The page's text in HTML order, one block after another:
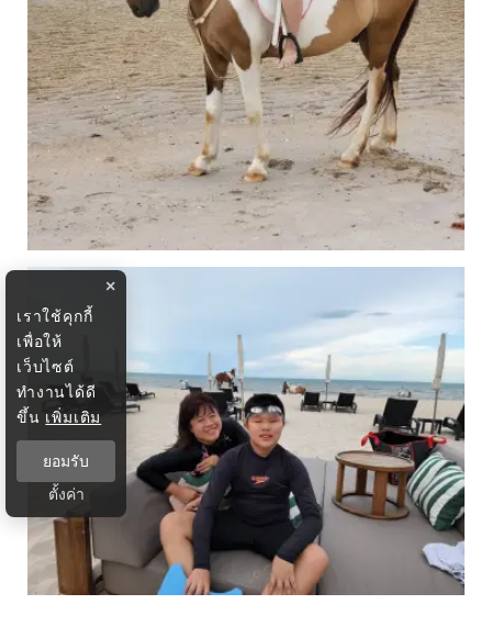
×
เราใช้คุกกี้
เพื่อให้
เว็บไซต์
ทำงานได้ดี
ขึ้น เพิ่มเติม
ยอมรับ
ตั้งค่า